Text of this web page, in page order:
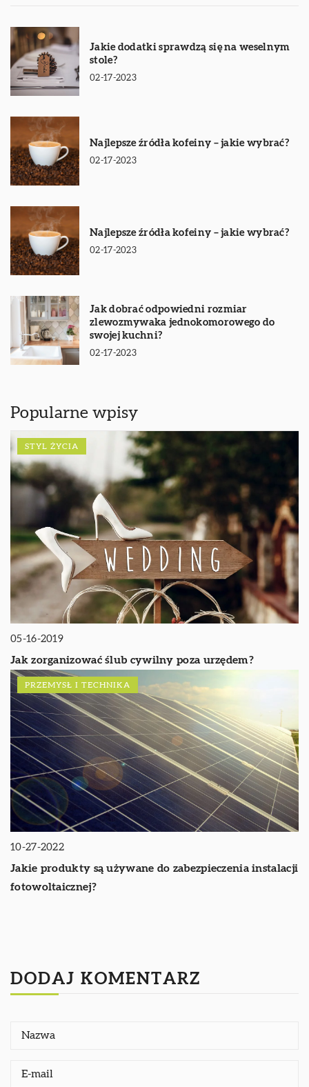
Jakie dodatki sprawdzą się na weselnym
stole?
02-17-2023
Najlepsze źródła kofeiny – jakie wybrać?
02-17-2023
Najlepsze źródła kofeiny – jakie wybrać?
02-17-2023
Jak dobrać odpowiedni rozmiar
zlewozmywaka jednokomorowego do
swojej kuchni?
02-17-2023
Popularne wpisy
STYL ŻYCIA
05-16-2019
Jak zorganizować ślub cywilny poza urzędem?
PRZEMYSŁ I TECHNIKA
10-27-2022
Jakie produkty są używane do zabezpieczenia instalacji
fotowoltaicznej?
DODAJ KOMENTARZ